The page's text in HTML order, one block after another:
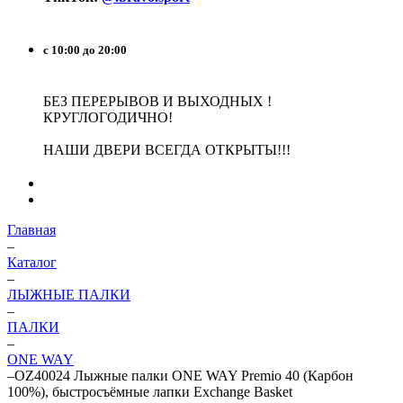
с 10:00 до 20:00
БЕЗ ПЕРЕРЫВОВ И ВЫХОДНЫХ !
КРУГЛОГОДИЧНО!
НАШИ ДВЕРИ ВСЕГДА ОТКРЫТЫ!!!
Главная
–
Каталог
–
ЛЫЖНЫЕ ПАЛКИ
–
ПАЛКИ
–
ONE WAY
–OZ40024 Лыжные палки ONE WAY Premio 40 (Карбон
100%), быстросъёмные лапки Exchange Basket